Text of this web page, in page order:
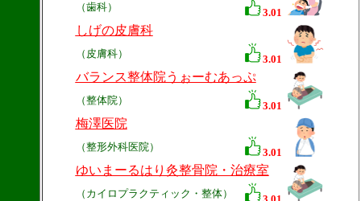
（歯科） 3.01
しげの皮膚科
（皮膚科） 3.01
バランス整体院うぉーむあっぷ
（整体院） 3.01
梅澤医院
（整形外科医院） 3.01
ゆいまーるはり灸整骨院・治療室
（カイロプラクティック・整体）